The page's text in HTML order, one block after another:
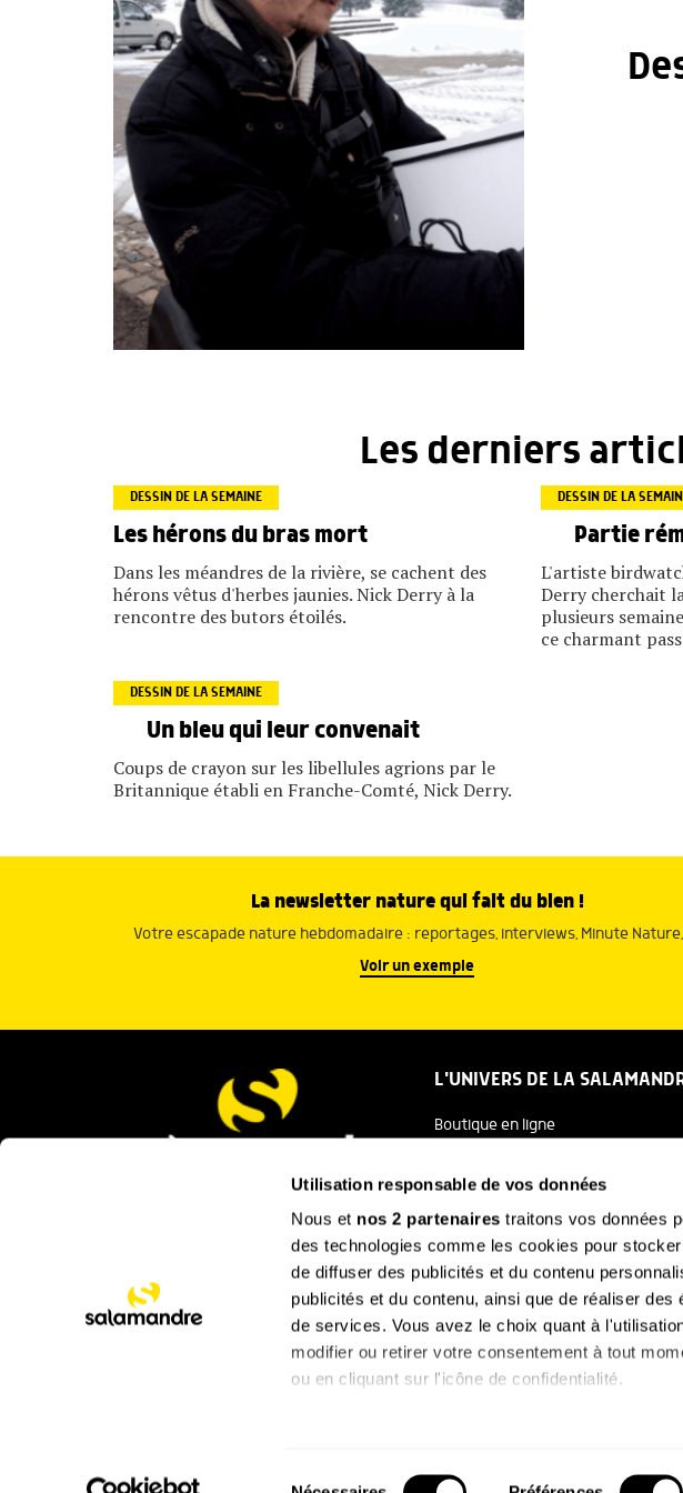
Utilisation responsable de vos données
Nous et nos 2 partenaires traitons vos données
des technologies comme les cookies pour
de diffuser des publicités et du contenu
publicités et du contenu, ainsi que de réaliser
de services. Vous avez le choix quant à
modifier ou retirer votre consentement à tout
ou en cliquant sur l'icône de confidentialité.
Les derniers
DESSIN DE LA SEMAINE
Les hérons du bras mort
Dans les méandres de la rivière, se cachent des
hérons vêtus d'herbes jaunies. Nick Derry à la
rencontre des butors étoilés.
DESSIN DE LA
Partie
L'artiste
Derry cherchait
plusieurs
ce charmant
DESSIN DE LA SEMAINE
Un bleu qui leur convenait
Coups de crayon sur les libellules agrions par le
Britannique établi en Franche-Comté, Nick Derry.
La newsletter nature qui fait du bien !
Votre escapade nature hebdomadaire : reportages, interviews, Minute
Voir un exemple
L'UNIVERS DE LA
Boutique en ligne
Festival Salamandre
La Minute Nature
SUIVEZ-NOUS
Copyright ©2026 Salamandre, tous droits réservés